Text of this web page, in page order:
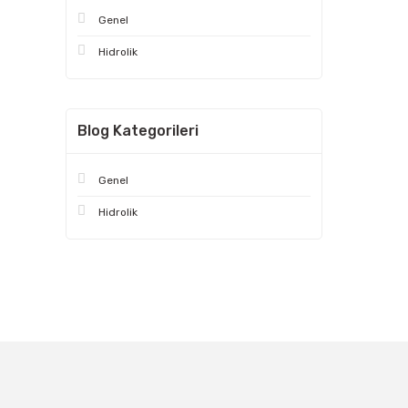
Genel
Hidrolik
Blog Kategorileri
Genel
Hidrolik